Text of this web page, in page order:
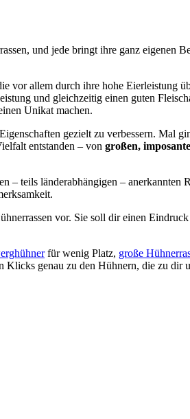
und jede bringt ihre ganz eigenen
vor allem durch ihre hohe Eierleistung
und gleichzeitig einen guten
Unikat machen.
gezielt zu verbessern. Mal
entstanden – von großen,
teils länderabhängigen – anerkannten
vor. Sie soll dir einen
für wenig Platz, große
genau zu den Hühnern, die zu dir